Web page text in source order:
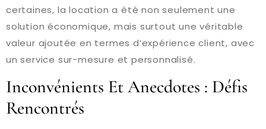
certaines, la location a été non seulement une
solution économique, mais surtout une véritable
valeur ajoutée en termes d’expérience client, avec
un service sur-mesure et personnalisé.
Inconvénients Et Anecdotes : Défis
Rencontrés